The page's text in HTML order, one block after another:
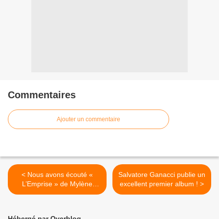
Commentaires
Ajouter un commentaire
< Nous avons écouté «
L’Emprise » de Mylène
Farmer !
Salvatore Ganacci publie un
excellent premier album ! >